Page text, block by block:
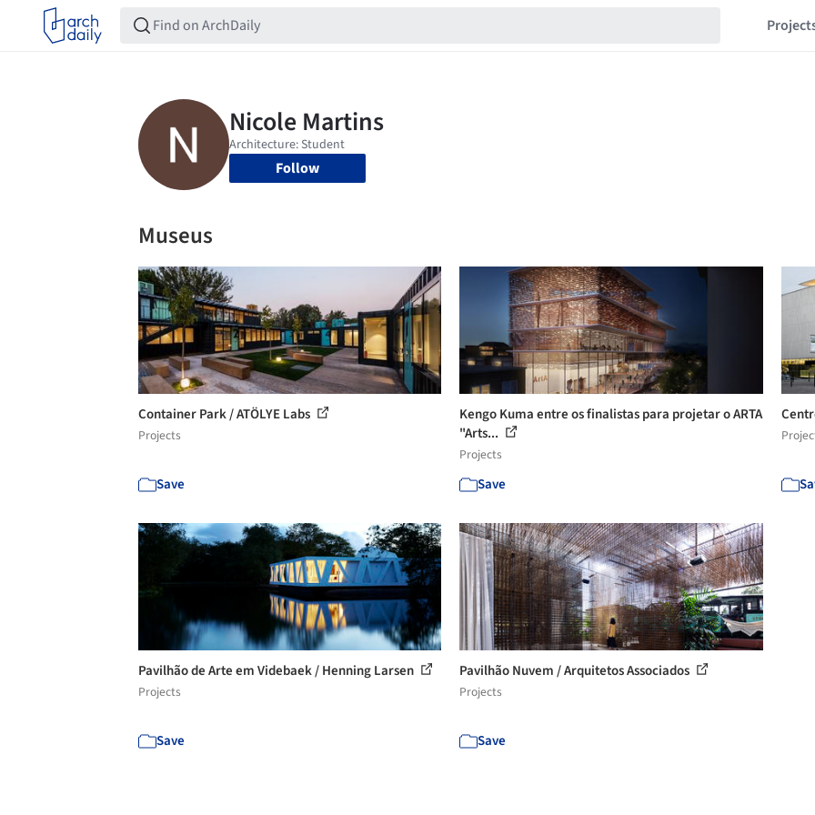
Follow
Museus
Container Park / ATÖLYE Labs
Projects
Save
Kengo Kuma entre os finalistas para projetar o ARTA
"Arts...
Projects
Save
Pavilhão de Arte em Videbaek / Henning Larsen
Projects
Save
Pavilhão Nuvem / Arquitetos Associados
Projects
Save